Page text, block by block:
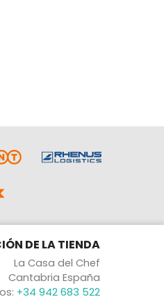
DE LA TIENDA
La Casa del Chef
Cantabria España
+34 942 683 522